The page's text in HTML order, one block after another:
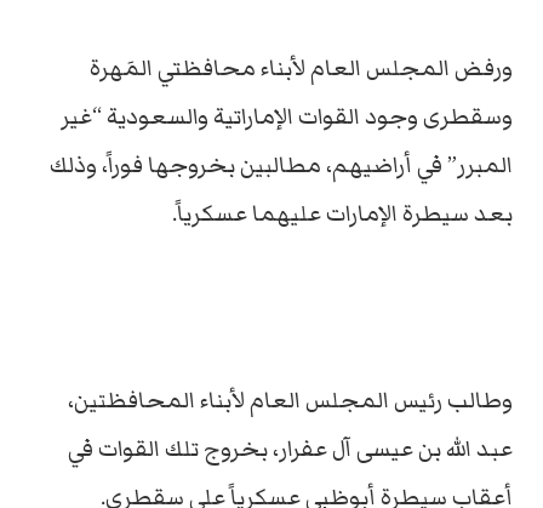
ورفض المجلس العام لأبناء محافظتي المَهرة
وسقطرى وجود القوات الإماراتية والسعودية “غير
المبرر” في أراضيهم، مطالبين بخروجها فوراً، وذلك
بعد سيطرة الإمارات عليهما عسكرياً.
وطالب رئيس المجلس العام لأبناء المحافظتين،
عبد الله بن عيسى آل عفرار، بخروج تلك القوات في
أعقاب سيطرة أبوظبي عسكرياً على سقطرى.